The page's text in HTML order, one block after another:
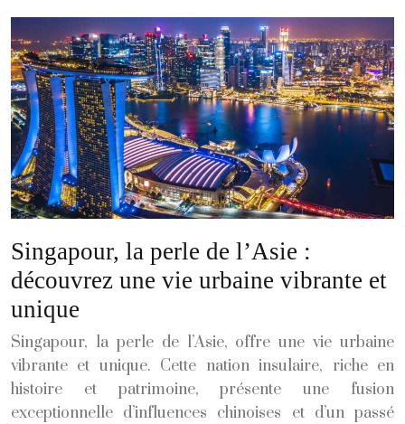
Singapour, la perle de l’Asie :
découvrez une vie urbaine vibrante et
unique
Singapour, la perle de l’Asie, offre une vie urbaine
vibrante et unique. Cette nation insulaire, riche en
histoire et patrimoine, présente une fusion
exceptionnelle d’influences chinoises et d’un passé